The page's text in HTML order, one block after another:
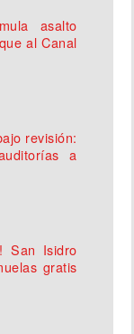
asalto
al Canal
revisión:
a
San Isidro
gratis